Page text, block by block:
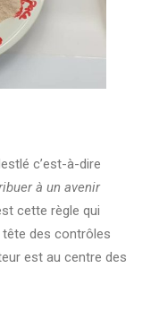
c’est-à-dire
à un avenir
cette règle qui
tête des contrôles
est au centre des